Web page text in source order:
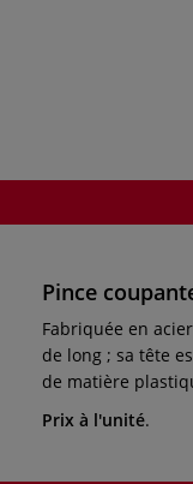
Pince
Fabriquée en
de long ; sa tête
de matière
Prix à l'unité.